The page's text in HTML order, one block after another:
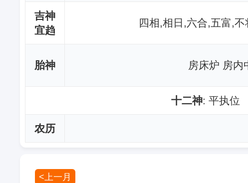
吉神
宜趋
四相,相日,六合,五富,
胎神 房床炉 房内
十二神: 平执
农历
<上一月